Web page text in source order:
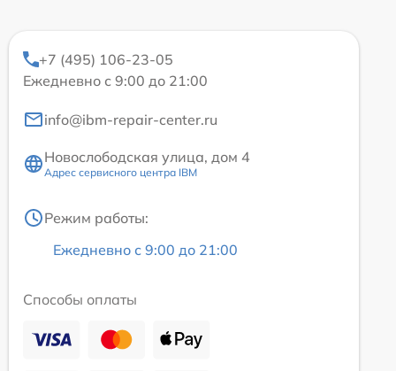
+7 (495) 106-23-05
Ежедневно с 9:00 до 21:00
info@ibm-repair-center.ru
Новослободская улица, дом 4
Адрес сервисного центра IBM
Режим работы:
Ежедневно с 9:00 до 21:00
Способы оплаты